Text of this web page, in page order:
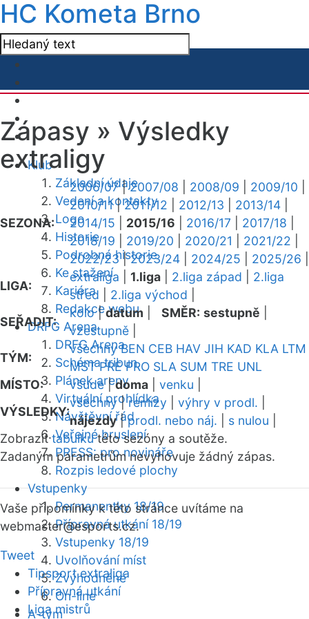
HC Kometa Brno
Klub
Základní údaje
Vedení a kontakty
Logo
Historie
Podrobná historie
Ke stažení
Kariéra
Redakce webu
DRFG Arena
DRFG Arena
Schéma tribun
Plánek areny
Virtuální prohlídka
Návštěvní řád
Veřejné bruslení
PRESS: pro novináře
Rozpis ledové plochy
Vstupenky
Permanentky 18/19
Přípravná utkání 18/19
Vstupenky 18/19
Uvolňování míst
Zvýhodněné
On-line
A-tým
Zápasy » Výsledky
extraligy
SEZONA:
2006/07|2007/08 2008/09 2009/10
2010/11|2011/12 2012/13 2013/14
2014/15
2015/16 2016/17 2017/18
2018/19
2019/20 2020/21 2021/22
2022/23|2023/24 2024/25 2025/26
LIGA:
extraliga 1.liga 2.liga západ
2.liga
střed
2.liga východ
SEŘADIT:
kolo|datum SMĚR: sestupně
vzestupně
TÝM:
všechny BEN CEB HAV JIH KAD KLA LTM
MST PRE PRO SLA SUM TRE UNL
MÍSTO:
všude|doma venku
VÝSLEDKY:
všechny|remízy výhry v prodl.
nájezdy|prodl. nebo náj. s nulou
Zobrazittabulkutéto sezóny a soutěže.
Zadaným parametrům nevyhovuje žádný zápas.
Vaše připomínky k této stránce uvítáme na
webmaster@esports.cz.
Tweet
Tipsport extraliga
Přípravná utkání
Liga mistrů